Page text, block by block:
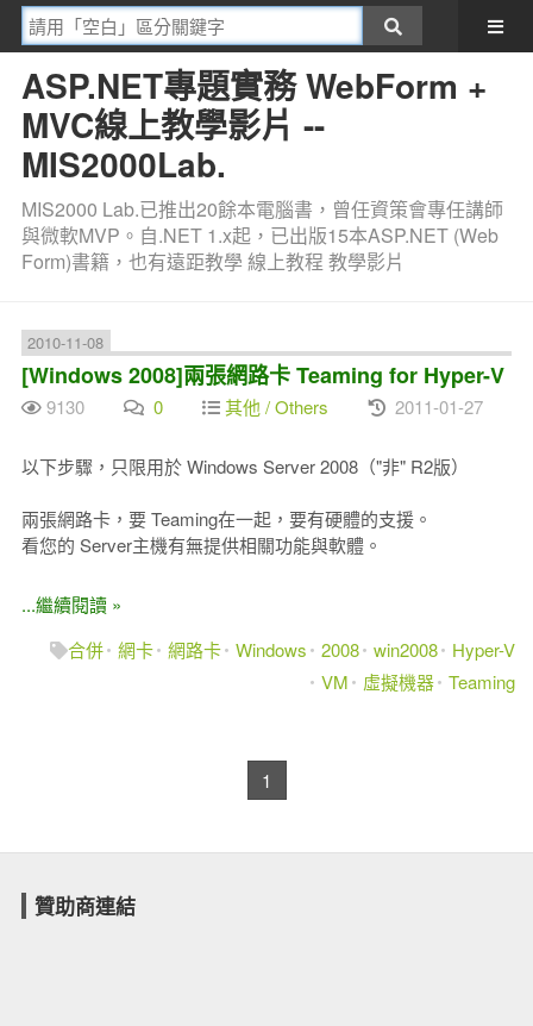
ASP.NET專題實務 WebForm +
MVC線上教學影片 --
MIS2000Lab.
MIS2000 Lab.已推出20餘本電腦書，曾任資策會專任講師
與微軟MVP。自.NET 1.x起，已出版15本ASP.NET (Web
Form)書籍，也有遠距教學 線上教程 教學影片
2010-11-08
[Windows 2008]兩張網路卡 Teaming for Hyper-V
9130 0 其他 / Others 2011-01-27
以下步驟，只限用於 Windows Server 2008（"非" R2版）
兩張網路卡，要 Teaming在一起，要有硬體的支援。
看您的 Server主機有無提供相關功能與軟體。
...繼續閱讀 »
合併 網卡 網路卡 Windows 2008 win2008
Hyper-V
VM
虛擬機器 Teaming
1
贊助商連結